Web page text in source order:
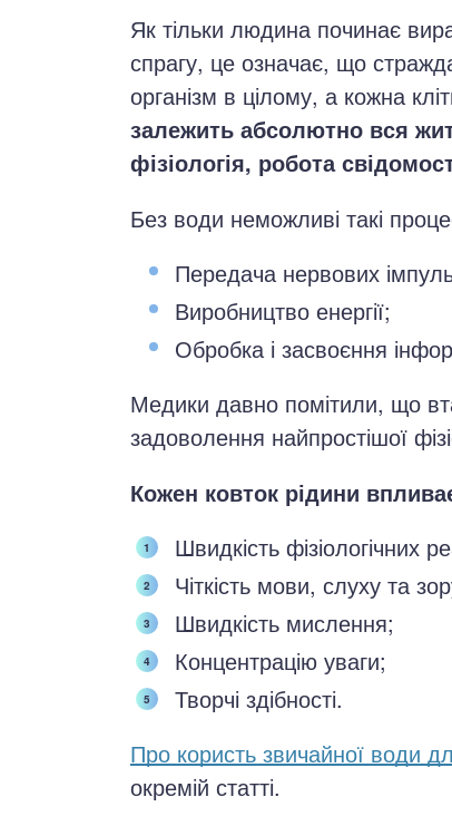
Як тільки людина починає
спрагу, це означає, що
організм в цілому, а кожна
залежить абсолютно вся
фізіологія, робота
Без води неможливі такі
Передача нервових
Виробництво енергії;
Обробка і засвоєння
Медики давно помітили, що
задоволення найпростішої
Кожен ковток рідини
Швидкість фізіологічних
Чіткість мови, слуху та
Швидкість мислення;
Концентрацію уваги;
Творчі здібності.
Про користь звичайної води
окремій статті.